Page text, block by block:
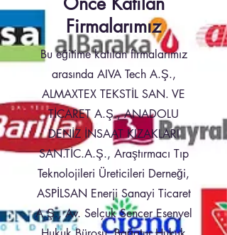
Firmalarımız
Bu eğitime katılan firmalarımız
arasında AIVA Tech A.Ş.,
ALMAXTEX TEKSTİL SAN. VE
TİCARET A.Ş., ANADOLU
DENİZ İNSAAT KIZAKLARI
SAN.TİC.A.Ş., Araştırmacı Tıp
Teknolojileri Üreticileri Derneği,
ASPİLSAN Enerji Sanayi Ticaret
A.Ş., Av. Selçuk Sencer Esenyel